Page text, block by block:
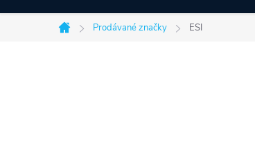
Domů
Prodávané značky ESI